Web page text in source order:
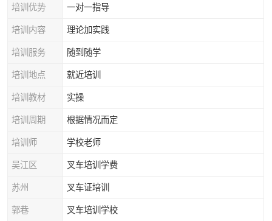
培训优势 一对一指导
培训内容 理论加实践
培训服务 随到随学
培训地点 就近培训
培训教材 实操
培训周期 根据情况而定
培训师 学校老师
吴江区 叉车培训学费
苏州 叉车证培训
郭巷 叉车培训学校